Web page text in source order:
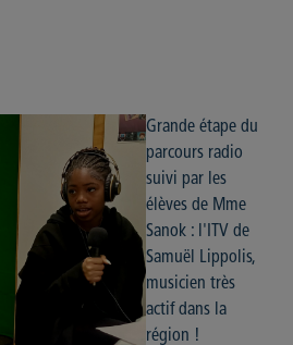
Grande étape du
parcours radio
suivi par les
élèves de Mme
Sanok : l'ITV de
Samuël Lippolis,
musicien très
actif dans la
région !